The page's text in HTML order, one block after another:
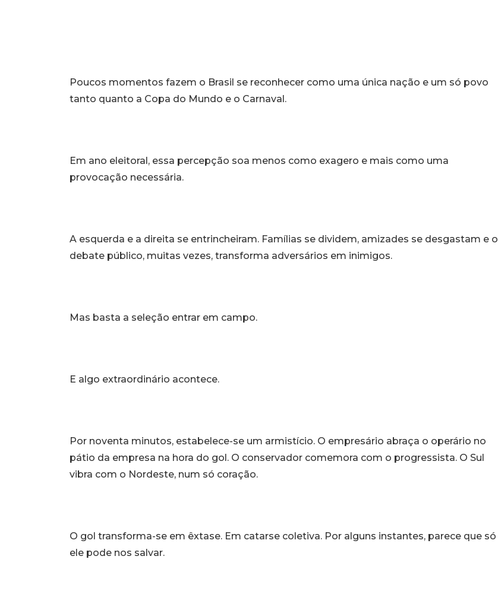
Poucos momentos fazem o Brasil se reconhecer como uma única nação e um só povo
tanto quanto a Copa do Mundo e o Carnaval.
Em ano eleitoral, essa percepção soa menos como exagero e mais como uma
provocação necessária.
A esquerda e a direita se entrincheiram. Famílias se dividem, amizades se desgastam e o
debate público, muitas vezes, transforma adversários em inimigos.
Mas basta a seleção entrar em campo.
E algo extraordinário acontece.
Por noventa minutos, estabelece-se um armistício. O empresário abraça o operário no
pátio da empresa na hora do gol. O conservador comemora com o progressista. O Sul
vibra com o Nordeste, num só coração.
O gol transforma-se em êxtase. Em catarse coletiva. Por alguns instantes, parece que só
ele pode nos salvar.